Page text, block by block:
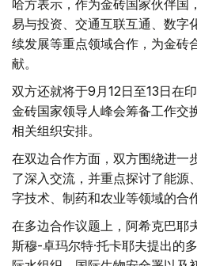
哈方表示，作为金砖国家伙伴国
易与投资、交通互联互通、数字
续发展等重点领域合作，为金砖
献。
双方还就将于9月12日至13日在
金砖国家领导人峰会筹备工作交
相关组织安排。
在双边合作方面，双方围绕进一
了深入交流，并重点探讨了能源
字技术、制药和农业等领域的合
在多边合作议题上，阿希克巴耶
斯穆-卓玛尔特·托卡耶夫提出的